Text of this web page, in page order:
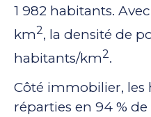
1 982 habitants.
km2, la densité de
habitants/km2.
Côté immobilier, les
réparties en 94 %